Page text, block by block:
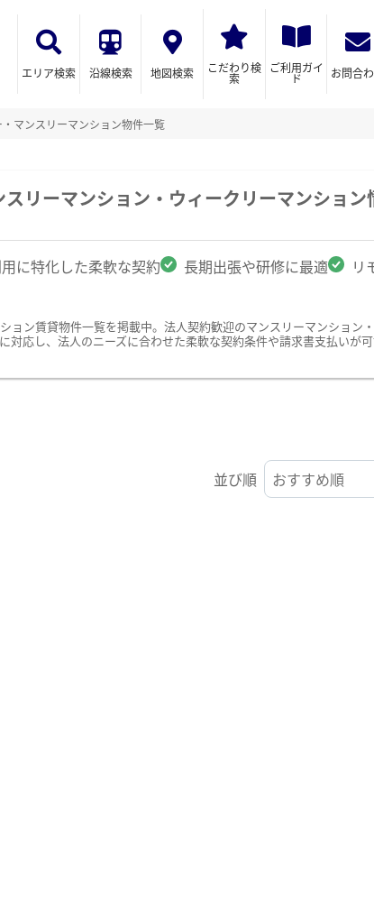
エリア検索 沿線検索 地図検索 こだわり検
索
ご利用ガイ
ド お問合
マンスリーマンション物件一覧
リーマンション・ウィークリーマンション
に特化した柔軟な契約 長期出張や研修に最適 リ
ョン賃貸物件一覧を掲載中。法人契約歓迎のマンスリーマンション
応し、法人のニーズに合わせた柔軟な契約条件や請求書支払いが
並び順